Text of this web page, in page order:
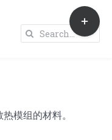
Search
模组的材料。
Toggle
Sliding